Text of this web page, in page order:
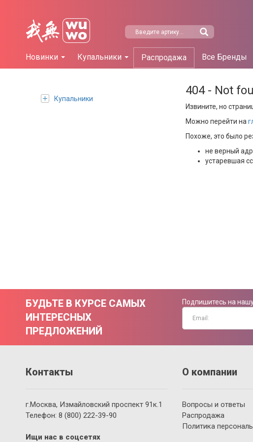
Новинки Купальники Распродажа Все Бренды
Купальники
404 - Not
Извините, но
Можно перейти на
Похоже, это было
не верный
устаревшая
БУДЬТЕ В КУРСЕ САМЫХ
ИНТЕРЕСНЫХ
ПРЕДЛОЖЕНИЙ
Подпишитесь на
Контакты
г.Москва, Измайловский проспект 91к.1
Телефон: 8 (800) 222-39-90
Ищи нас в соцсетях
О компании
Вопросы и ответы
Распродажа
Политика